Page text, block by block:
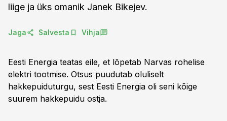
liige ja üks omanik Janek Bikejev.
Jaga Salvesta Vihja
Eesti Energia teatas eile, et lõpetab Narvas rohelise
elektri tootmise. Otsus puudutab oluliselt
hakkepuiduturgu, sest Eesti Energia oli seni kõige
suurem hakkepuidu ostja.